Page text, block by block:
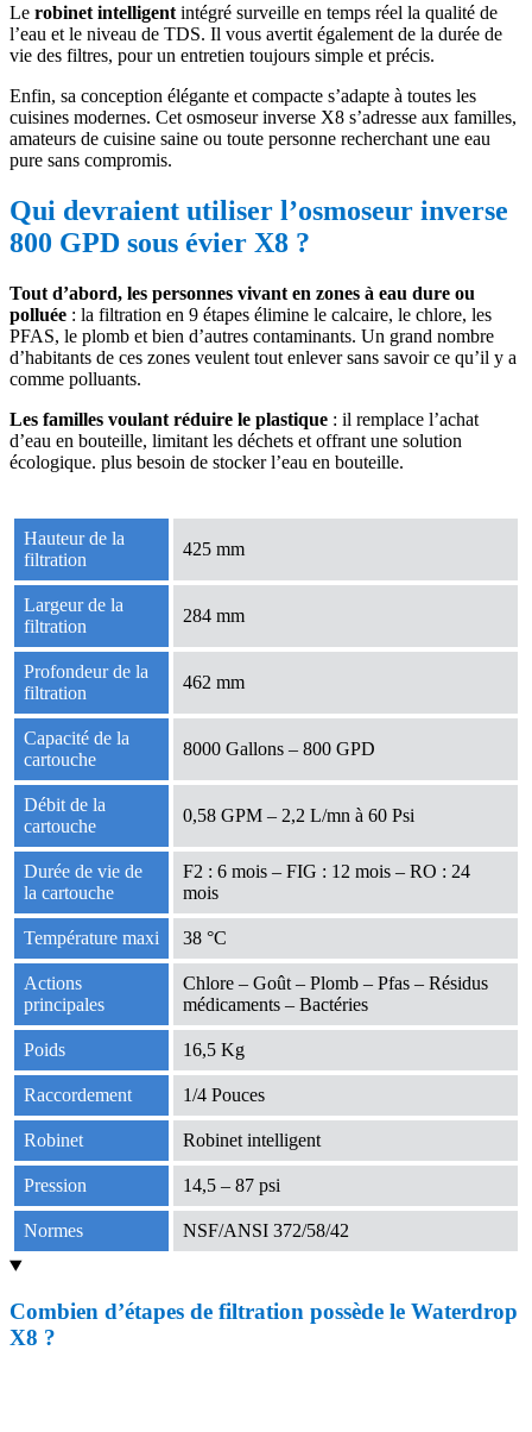
Le robinet intelligent intégré surveille en temps réel la qualité de
l’eau et le niveau de TDS. Il vous avertit également de la durée de
vie des filtres, pour un entretien toujours simple et précis.
Enfin, sa conception élégante et compacte s’adapte à toutes les
cuisines modernes. Cet osmoseur inverse X8 s’adresse aux familles,
amateurs de cuisine saine ou toute personne recherchant une eau
pure sans compromis.
Qui devraient utiliser l’osmoseur inverse
800 GPD sous évier X8 ?
Tout d’abord, les personnes vivant en zones à eau dure ou
polluée : la filtration en 9 étapes élimine le calcaire, le chlore, les
PFAS, le plomb et bien d’autres contaminants. Un grand nombre
d’habitants de ces zones veulent tout enlever sans savoir ce qu’il y a
comme polluants.
Les familles voulant réduire le plastique : il remplace l’achat
d’eau en bouteille, limitant les déchets et offrant une solution
écologique. plus besoin de stocker l’eau en bouteille.
Hauteur de la
filtration
425 mm
Largeur de la
filtration
284 mm
Profondeur de la
filtration
462 mm
Capacité de la
cartouche
8000 Gallons – 800 GPD
Débit de la
cartouche
0,58 GPM – 2,2 L/mn à 60 Psi
Durée de vie de
la cartouche
F2 : 6 mois – FIG : 12 mois – RO : 24
mois
Température maxi 38 °C
Actions
principales
Chlore – Goût – Plomb – Pfas – Résidus
médicaments – Bactéries
Poids 16,5 Kg
Raccordement 1/4 Pouces
Robinet Robinet intelligent
Pression 14,5 – 87 psi
Normes NSF/ANSI 372/58/42
Combien d’étapes de filtration possède le Waterdrop
X8 ?